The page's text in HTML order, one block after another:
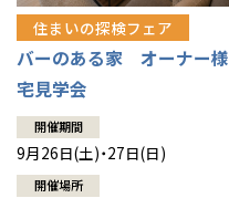
住まいの探検フェア
バーのある家 オーナー様
宅見学会
開催期間
9月26日(土)・27日(日)
開催場所